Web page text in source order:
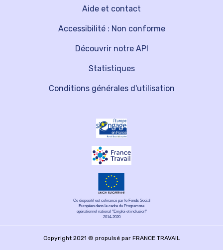
Découvrir notre API
Aide et contact
Statistiques
Accessibilité : Non conforme
Conditions générales d'utilisation
Ce dispositif est cofinancé par le Fonds Social
Européen dans le cadre du Programme
opérationnel national "Emploi et inclusion"
2014-2020
Copyright 2021 © propulsé par FRANCE TRAVAIL